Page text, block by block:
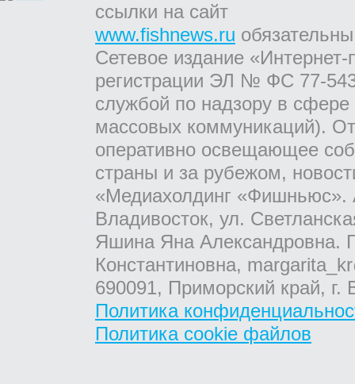
ссылки на сайт
www.fishnews.ru
Сетевое издание
регистрации ЭЛ № ФС 77-
службой по надзору в
массовых коммуникаций).
оперативно освещающее
страны и за рубежом,
«Медиахолдинг «Фишньюс».
Владивосток, ул.
Яшина Яна Александровна.
Константиновна,
690091, Приморский край,
Политика
Политика cookie файлов